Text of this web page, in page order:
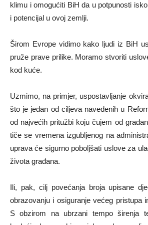
klimu i omogućiti BiH da u potpunosti
i potencijal u ovoj zemlji.
Širom Evrope vidimo kako ljudi iz BiH
pruže prave prilike. Moramo stvoriti
kod kuće.
Uzmimo, na primjer, uspostavljanje
što je jedan od ciljeva navedenih u
od najvećih pritužbi koju čujem od
tiče se vremena izgubljenog na
uprava će sigurno poboljšati uslove za
života građana.
Ili, pak, cilj povećanja broja upisane
obrazovanju i osiguranje većeg pristupa
S obzirom na ubrzani tempo širenja